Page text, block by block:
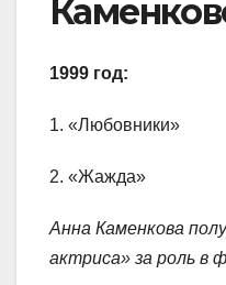
1999 год:
1. «Любовники»
2. «Жажда»
Анна Каменкова
актриса» за роль в